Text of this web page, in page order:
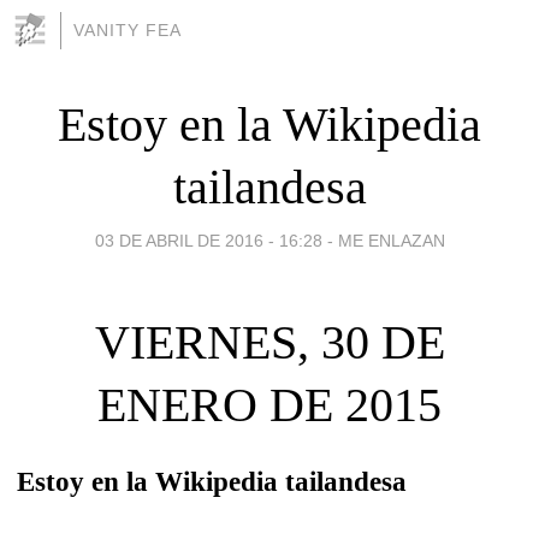
VANITY FEA
Estoy en la Wikipedia
tailandesa
03 DE ABRIL DE 2016 - 16:28 - ME ENLAZAN
VIERNES, 30 DE
ENERO DE 2015
Estoy en la Wikipedia tailandesa